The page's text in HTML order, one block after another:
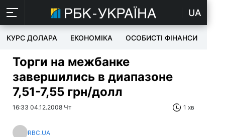
UA
КУРС ДОЛАРА ЕКОНОМІКА ОСОБИСТІ ФІНАНСИ
Торги на межбанке
завершились в диапазоне
7,51-7,55 грн/долл
16:33 04.12.2008 Чт 1 хв
RBC.UA